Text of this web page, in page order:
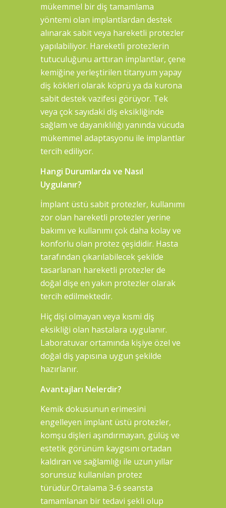
mükemmel bir diş tamamlama
yöntemi olan implantlardan destek
alınarak sabit veya hareketli protezler
yapılabiliyor. Hareketli protezlerin
tutuculuğunu arttıran implantlar, çene
kemiğine yerleştirilen titanyum yapay
diş kökleri olarak köprü ya da kurona
sabit destek vazifesi görüyor. Tek
veya çok sayıdaki diş eksikliğinde
sağlam ve dayanıklılığı yanında vücuda
mükemmel adaptasyonu ile implantlar
tercih ediliyor.
Hangi Durumlarda ve Nasıl
Uygulanır?
İmplant üstü sabit protezler, kullanımı
zor olan hareketli protezler yerine
bakımı ve kullanımı çok daha kolay ve
konforlu olan protez çeşididir. Hasta
tarafından çıkarılabilecek şekilde
tasarlanan hareketli protezler de
doğal dişe en yakın protezler olarak
tercih edilmektedir.
Hiç dişi olmayan veya kısmi diş
eksikliği olan hastalara uygulanır.
Laboratuvar ortamında kişiye özel ve
doğal diş yapısına uygun şekilde
hazırlanır.
Avantajları Nelerdir?
Kemik dokusunun erimesini
engelleyen implant üstü protezler,
komşu dişleri aşındırmayan, gülüş ve
estetik görünüm kaygısını ortadan
kaldıran ve sağlamlığı ile uzun yıllar
sorunsuz kullanılan protez
türüdür.Ortalama 3-6 seansta
tamamlanan bir tedavi şekli olup